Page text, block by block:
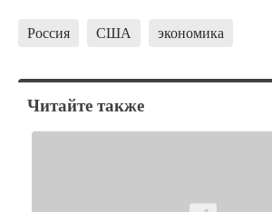
Россия США экономика
Читайте также